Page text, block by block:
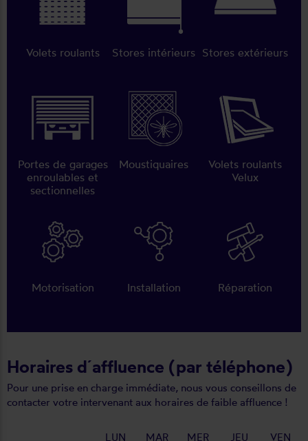
Volets roulants Stores intérieurs Stores extérieurs
Portes de garages
enroulables et
sectionnelles
Moustiquaires
Volets roulants
Velux
Motorisation Installation Réparation
Horaires d´affluence (par téléphone)
Pour une prise en charge immédiate, nous vous conseillons de
contacter votre intervenant aux horaires de faible affluence !
LUN MAR MER JEU VEN